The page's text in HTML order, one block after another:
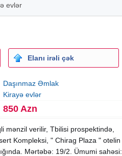
evlər
Elanı irəli çək
Daşınmaz Əmlak
Kirayə evlər
850 Azn
mənzil verilir, Tbilisi prospektində,
Kompleksi, " Chirag Plaza " otelin
Mərtəbə: 19/2. Ümumi sahəsi: